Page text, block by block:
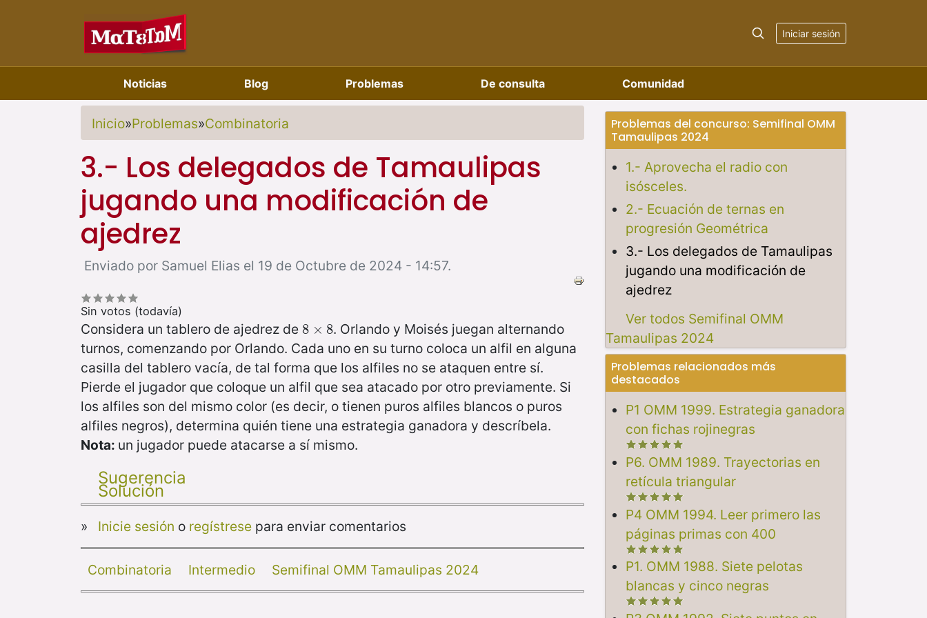
Iniciar sesión
Noticias Blog Problemas De consulta Comunidad
Inicio»Problemas»Combinatoria
3.- Los delegados de Tamaulipas
jugando una modificación de
ajedrez
Enviado por Samuel Elias el 19 de Octubre de 2024 - 14:57.
Sin votos (todavía)
Considera un tablero de ajedrez de 8 × 8
8 ×8 . Orlando y Moisés juegan alternando
turnos, comenzando por Orlando. Cada uno en su turno coloca un alfil en alguna
casilla del tablero vacía, de tal forma que los alfiles no se ataquen entre sí.
Pierde el jugador que coloque un alfil que sea atacado por otro previamente. Si
los alfiles son del mismo color (es decir, o tienen puros alfiles blancos o puros
alfiles negros), determina quién tiene una estrategia ganadora y descríbela.
Nota: un jugador puede atacarse a sí mismo.
Sugerencia
Solución
» Inicie sesión o regístresepara enviar comentarios
Combinatoria Intermedio Semifinal OMM Tamaulipas 2024
Problemas del concurso: Semifinal OMM
Tamaulipas 2024
1.- Aprovecha el radio con
isósceles.
2.- Ecuación de ternas en
progresión Geométrica
3.- Los delegados de Tamaulipas
jugando una modificación de
ajedrez
Ver todos Semifinal OMM
Tamaulipas 2024
Problemas relacionados más
destacados
P1 OMM 1999. Estrategia ganadora
con fichas rojinegras
P6. OMM 1989. Trayectorias en
retícula triangular
P4 OMM 1994. Leer primero las
páginas primas con 400
P1. OMM 1988. Siete pelotas
blancas y cinco negras